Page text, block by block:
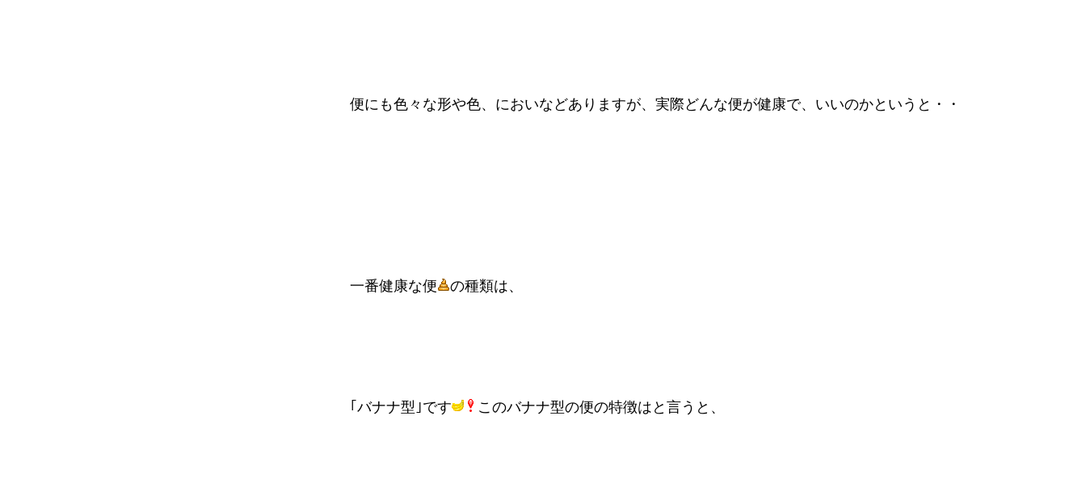
便にも色々な形や色、においなどありますが、実際どんな便が健康で、いいのかというと・・
一番健康な便 の種類は、
｢バナナ型｣です このバナナ型の便の特徴はと言うと、